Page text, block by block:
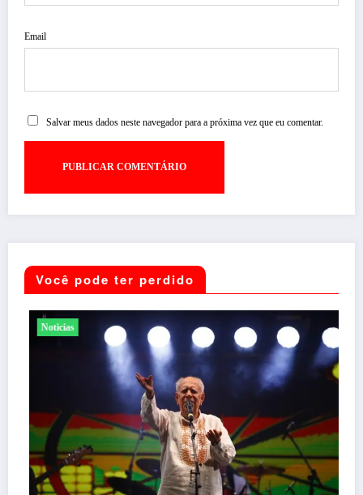
Email
Salvar meus dados neste navegador para a próxima vez que eu comentar.
Você pode ter perdido
Noticias